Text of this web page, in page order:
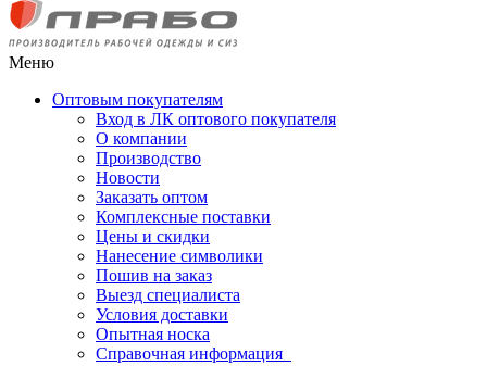
Меню
Оптовым покупателям
Вход в ЛК оптового покупателя
О компании
Производство
Новости
Заказать оптом
Комплексные поставки
Цены и скидки
Нанесение символики
Пошив на заказ
Выезд специалиста
Условия доставки
Опытная носка
Справочная информация